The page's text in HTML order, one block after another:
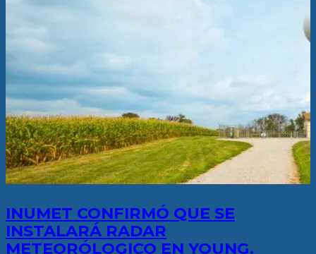
INUMET CONFIRMÓ QUE SE
INSTALARÁ RADAR
METEORÓLOGICO EN YOUNG.